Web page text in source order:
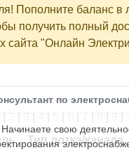
Пополните баланс в
получить полный
сайта "Онлайн
по
Начинаете свою
366из366
| 2 | 3 | 4 | 5 | 6 | 7 | 8 | 9 |
Тип лотка/канала